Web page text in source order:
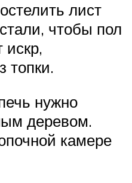
лист
чтобы пол
искр,
топки.
нужно
деревом.
камере